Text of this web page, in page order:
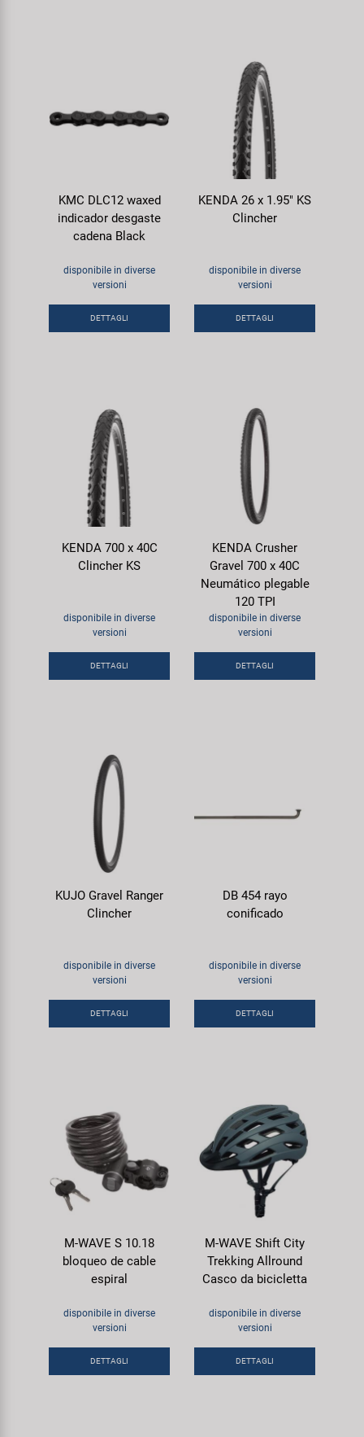
KMC DLC12 waxed
indicador desgaste
cadena Black
disponibile in diverse
versioni
DETTAGLI
KENDA 26 x 1.95" KS
Clincher
disponibile in diverse
versioni
DETTAGLI
KENDA 700 x 40C
Clincher KS
disponibile in diverse
versioni
DETTAGLI
KENDA Crusher
Gravel 700 x 40C
Neumático plegable
120 TPI
disponibile in diverse
versioni
DETTAGLI
KUJO Gravel Ranger
Clincher
disponibile in diverse
versioni
DETTAGLI
DB 454 rayo
conificado
disponibile in diverse
versioni
DETTAGLI
M-WAVE S 10.18
bloqueo de cable
espiral
disponibile in diverse
versioni
DETTAGLI
M-WAVE Shift City
Trekking Allround
Casco da bicicletta
disponibile in diverse
versioni
DETTAGLI